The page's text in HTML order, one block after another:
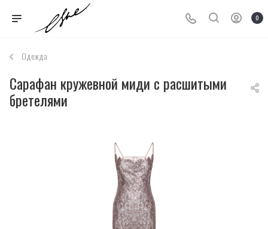
0
Одежда
Сарафан кружевной миди с расшитыми
бретелями